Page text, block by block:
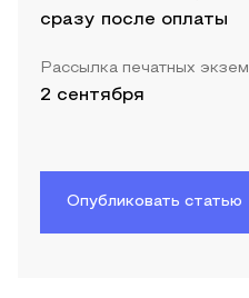
сразу после оплаты
Рассылка печатных
2 сентября
Опубликовать статью